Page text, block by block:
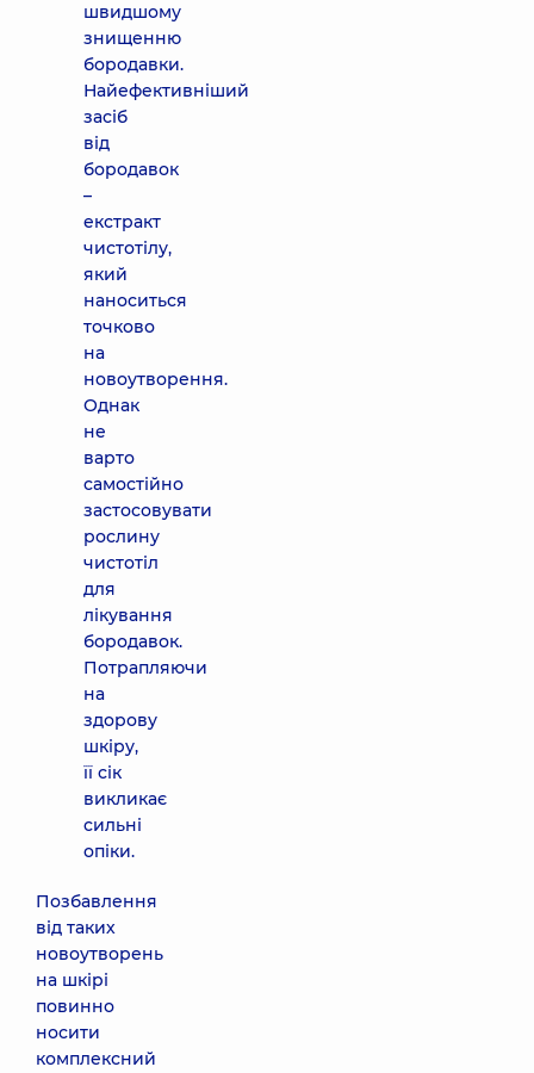
швидшому
знищенню
бородавки.
Найефективніший
засіб
від
бородавок
–
екстракт
чистотілу,
який
наноситься
точково
на
новоутворення.
Однак
не
варто
самостійно
застосовувати
рослину
чистотіл
для
лікування
бородавок.
Потрапляючи
на
здорову
шкіру,
її сік
викликає
сильні
опіки.
Позбавлення
від таких
новоутворень
на шкірі
повинно
носити
комплексний